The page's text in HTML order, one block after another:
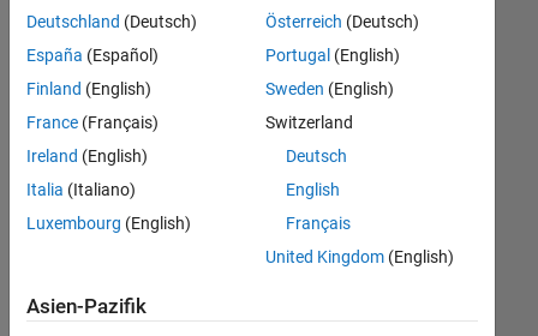
können
die
Suchkriterien
weiter
fassen
oder
alle
Stellenangebote
anzeigen .
noch
Deutschland (Deutsch)
España (Español)
Finland (English)
France (Français)
Ireland (English)
Italia (Italiano)
Luxembourg (English)
Österreich (Deutsch)
Portugal (English)
Sweden (English)
Switzerland
Deutsch
English
Français
United Kingdom(English)
Asien-Pazifik